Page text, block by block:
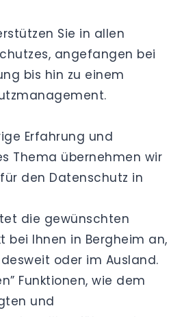
Sie in allen
angefangen bei
bis hin zu einem
Erfahrung und
Thema übernehmen wir
den Datenschutz in
die gewünschten
bei Ihnen in Bergheim an,
oder im Ausland.
Funktionen, wie dem
und